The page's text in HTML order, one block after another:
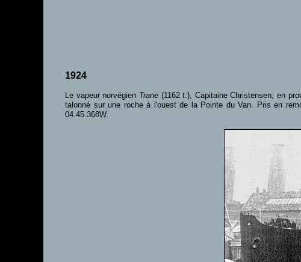
1924
Le vapeur norvégien Trane(1162 t.), Capitaine Christensen, en
talonné sur une roche à l'ouest de la Pointe du Van. Pris en
04.45.368W.